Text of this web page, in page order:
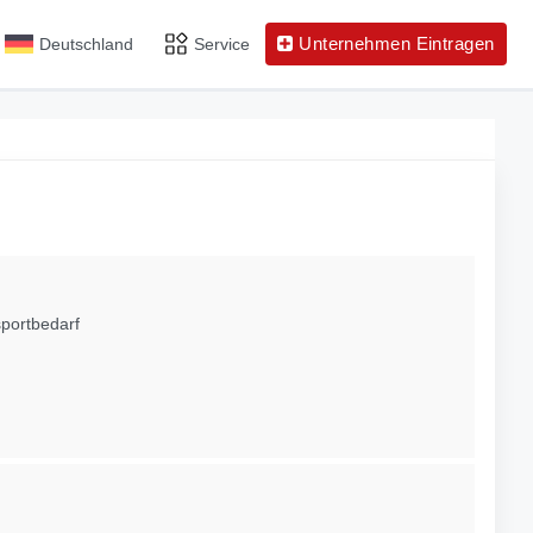
Deutschland Service Unternehmen Eintragen